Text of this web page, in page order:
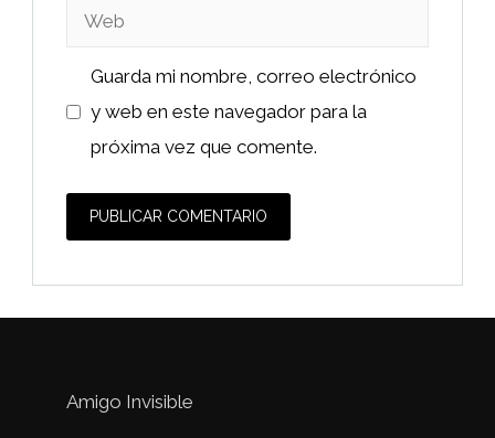
Web
Guarda mi nombre, correo electrónico
y web en este navegador para la
próxima vez que comente.
Amigo Invisible